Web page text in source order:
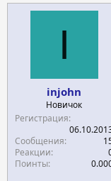
т
т
н
ч
а
I
injohn
Новичок
Регистрация
Сообщения
Реакции
Поинты